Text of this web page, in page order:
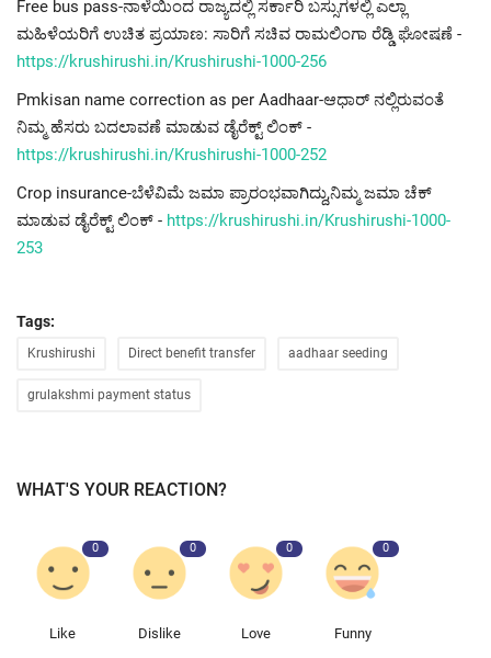
Free bus pass-ನಾಳೆಯಿಂದ ರಾಜ್ಯದಲ್ಲಿ ಸರ್ಕಾರಿ ಬಸ್ಸುಗಳಲ್ಲಿ ಎಲ್ಲಾ
ಮಹಿಳೆಯರಿಗೆ ಉಚಿತ ಪ್ರಯಾಣ: ಸಾರಿಗೆ ಸಚಿವ ರಾಮಲಿಂಗಾ ರೆಡ್ಡಿ ಘೋಷಣೆ -
https://krushirushi.in/Krushirushi-1000-256
Pmkisan name correction as per Aadhaar-ಆಧಾರ್ ನಲ್ಲಿರುವಂತೆ
ನಿಮ್ಮ ಹೆಸರು ಬದಲಾವಣೆ ಮಾಡುವ ಡೈರೆಕ್ಟ್ ಲಿಂಕ್ -
https://krushirushi.in/Krushirushi-1000-252
Crop insurance-ಬೆಳೆವಿಮೆ ಜಮಾ ಪ್ರಾರಂಭವಾಗಿದ್ದು,ನಿಮ್ಮ ಜಮಾ ಚೆಕ್
ಮಾಡುವ ಡೈರೆಕ್ಟ್ ಲಿಂಕ್ - https://krushirushi.in/Krushirushi-1000-
253
Tags:
Krushirushi Direct benefit transfer aadhaar seeding
grulakshmi payment status
WHAT'S YOUR REACTION?
0
Like
0
Dislike
0
Love
0
Funny